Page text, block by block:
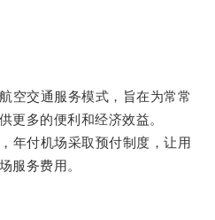
交通服务模式，旨在为常常
更多的便利和经济效益。
付机场采取预付制度，让用
服务费用。